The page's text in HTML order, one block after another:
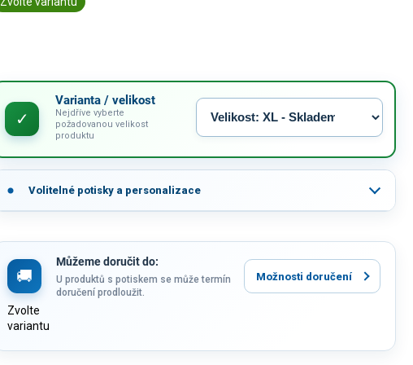
Varianta / velikost
Nejdříve vyberte
požadovanou velikost
produktu
Volitelné potisky a personalizace
Můžeme doručit do:
Zvolte
variantu
U produktů s potiskem se může termín
doručení prodloužit.
Možnosti doručení